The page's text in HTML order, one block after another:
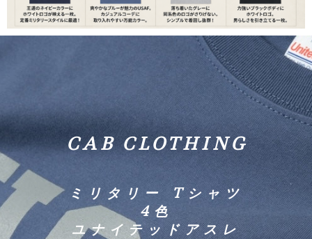
CAB CLOTHING
ミリタリー Tシャツ
4色
ユナイテッドアスレ